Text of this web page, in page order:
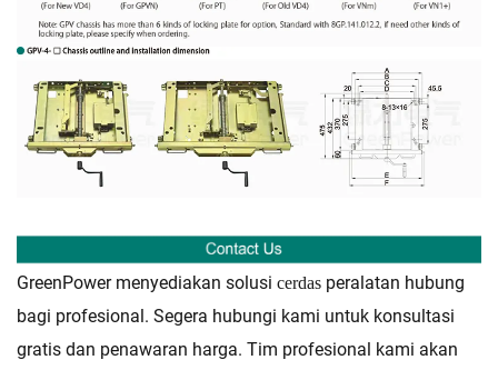
GreenPower menyediakan solusi cerdas peralatan hubung
bagi profesional. Segera hubungi kami untuk konsultasi
gratis dan penawaran harga. Tim profesional kami akan